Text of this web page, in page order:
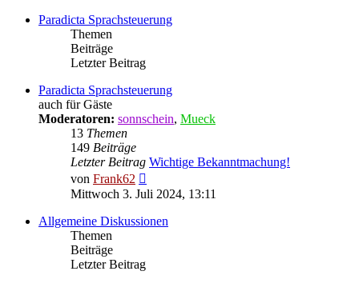
Paradicta Sprachsteuerung
Themen
Beiträge
Letzter Beitrag
Paradicta Sprachsteuerung
auch für Gäste
Moderatoren: sonnschein, Mueck
13 Themen
149 Beiträge
Letzter Beitrag Wichtige Bekanntmachung!
von Frank62
Beitrag
Mittwoch 3. Juli 2024, 13:11
Allgemeine Diskussionen
Themen
Beiträge
Letzter Beitrag